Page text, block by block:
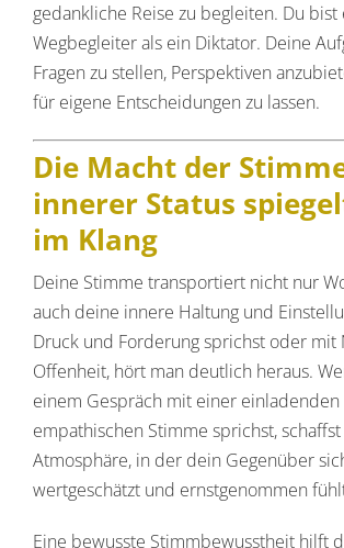
gedankliche Reise zu begleiten. Du bist
Wegbegleiter als ein Diktator. Deine
Fragen zu stellen, Perspektiven
für eigene Entscheidungen zu lassen.
Die Macht der
innerer Status
im Klang
Deine Stimme transportiert nicht nur
auch deine innere Haltung und
Druck und Forderung sprichst oder mit
Offenheit, hört man deutlich heraus.
einem Gespräch mit einer einladenden
empathischen Stimme sprichst,
Atmosphäre, in der dein Gegenüber
wertgeschätzt und ernstgenommen
Eine bewusste Stimmbewusstheit hilft